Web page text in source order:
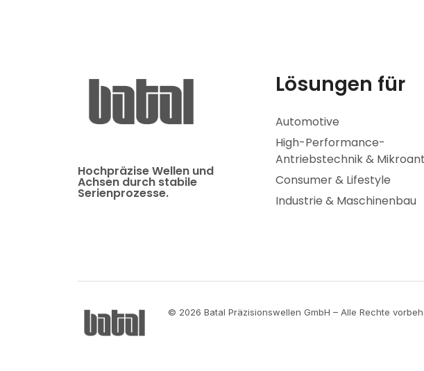
Hochpräzise Wellen und
Achsen durch stabile
Serienprozesse.
Lösungen für
Automotive
High-Performance-
Antriebstechnik &
Consumer & Lifestyle
Industrie & Maschinenbau
© 2026 Batal Präzisionswellen GmbH – Alle Rechte